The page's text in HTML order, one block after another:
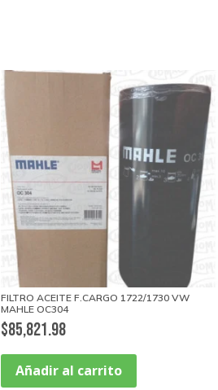
FILTRO ACEITE F.CARGO 1722/1730 VW
MAHLE OC304
$85,821.98
Añadir al carrito